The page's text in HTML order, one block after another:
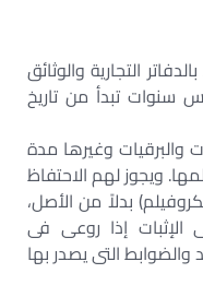
التجارية والوثائق
سنوات تبدأ من تاريخ
والبرقيات وغيرها مدة
ويجوز لهم الاحتفاظ
بدلاً من الأصل،
إذا روعى فى
التى يصدر بها